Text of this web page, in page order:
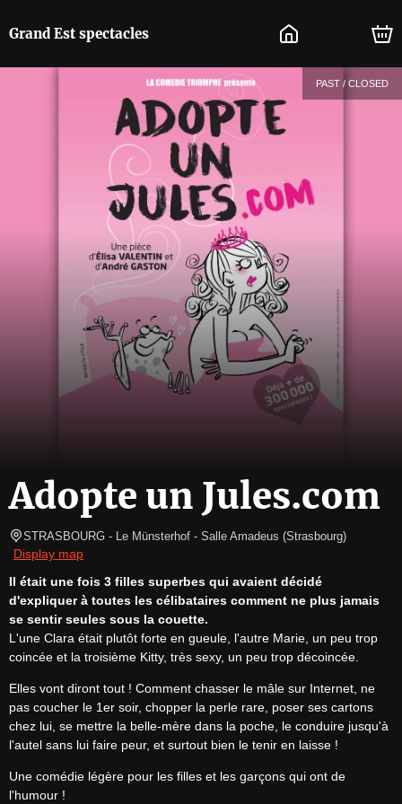
Grand Est spectacles
PAST / CLOSED
Adopte un Jules.com
STRASBOURG - Le Münsterhof - Salle Amadeus (Strasbourg)
Display map
Il était une fois 3 filles superbes qui avaient décidé
d'expliquer à toutes les célibataires comment ne plus jamais
se sentir seules sous la couette.
L'une Clara était plutôt forte en gueule, l'autre Marie, un peu trop
coincée et la troisième Kitty, très sexy, un peu trop décoincée.
Elles vont diront tout ! Comment chasser le mâle sur Internet, ne
pas coucher le 1er soir, chopper la perle rare, poser ses cartons
chez lui, se mettre la belle-mère dans la poche, le conduire jusqu'à
l'autel sans lui faire peur, et surtout bien le tenir en laisse !
Une comédie légère pour les filles et les garçons qui ont de
l'humour !